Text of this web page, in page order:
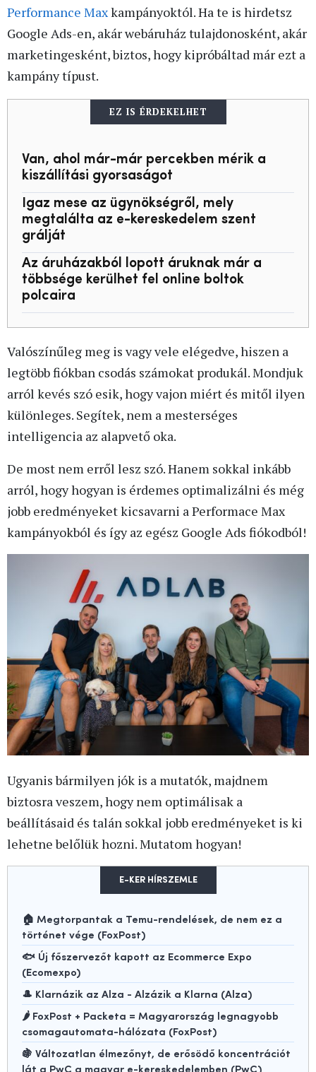
Performance Maxkampányoktól. Ha te is hirdetsz
Google Ads-en, akár webáruház tulajdonosként, akár
marketingesként, biztos, hogy kipróbáltad már ezt a
kampány típust.
EZ IS ÉRDEKELHET
Van, ahol már-már percekben mérik a
kiszállítási gyorsaságot
Igaz mese az ügynökségről, mely
megtalálta az e-kereskedelem szent
grálját
Az áruházakból lopott áruknak már a
többsége kerülhet fel online boltok
polcaira
Valószínűleg meg is vagy vele elégedve, hiszen a
legtöbb fiókban csodás számokat produkál. Mondjuk
arról kevés szó esik, hogy vajon miért és mitől ilyen
különleges. Segítek, nem a mesterséges
intelligencia az alapvető oka.
De most nem erről lesz szó. Hanem sokkal inkább
arról, hogy hogyan is érdemes optimalizálni és még
jobb eredményeket kicsavarni a Performace Max
kampányokból és így az egész Google Ads fiókodból!
Ugyanis bármilyen jók is a mutatók, majdnem
biztosra veszem, hogy nem optimálisak a
beállításaid és talán sokkal jobb eredményeket is ki
lehetne belőlük hozni. Mutatom hogyan!
E-KER HÍRSZEMLE
🏠 Megtorpantak a Temu-rendelések, de nem ez a
történet vége (FoxPost)
🐟 Új főszervezőt kapott az Ecommerce Expo
(Ecomexpo)
🎩 Klarnázik az Alza - Alzázik a Klarna (Alza)
🌶️ FoxPost + Packeta = Magyarország legnagyobb
csomagautomata-hálózata (FoxPost)
🍇 Változatlan élmezőnyt, de erősödő koncentrációt
lát a PwC a magyar e-kereskedelemben (PwC)